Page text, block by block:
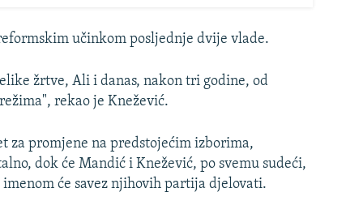
učinkom posljednje dvije vlade.
žrtve, Ali i danas, nakon tri godine, od
rekao je Knežević.
za promjene na predstojećim izborima,
dok će Mandić i Knežević, po svemu sudeći,
će savez njihovih partija djelovati.